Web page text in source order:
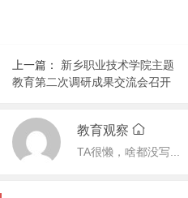
上一篇： 新乡职业技术学院主题
教育第二次调研成果交流会召开
教育观察
TA很懒，啥都没写...